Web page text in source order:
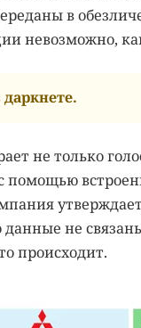
в
невозможно,
не только
помощью
не
происходит.